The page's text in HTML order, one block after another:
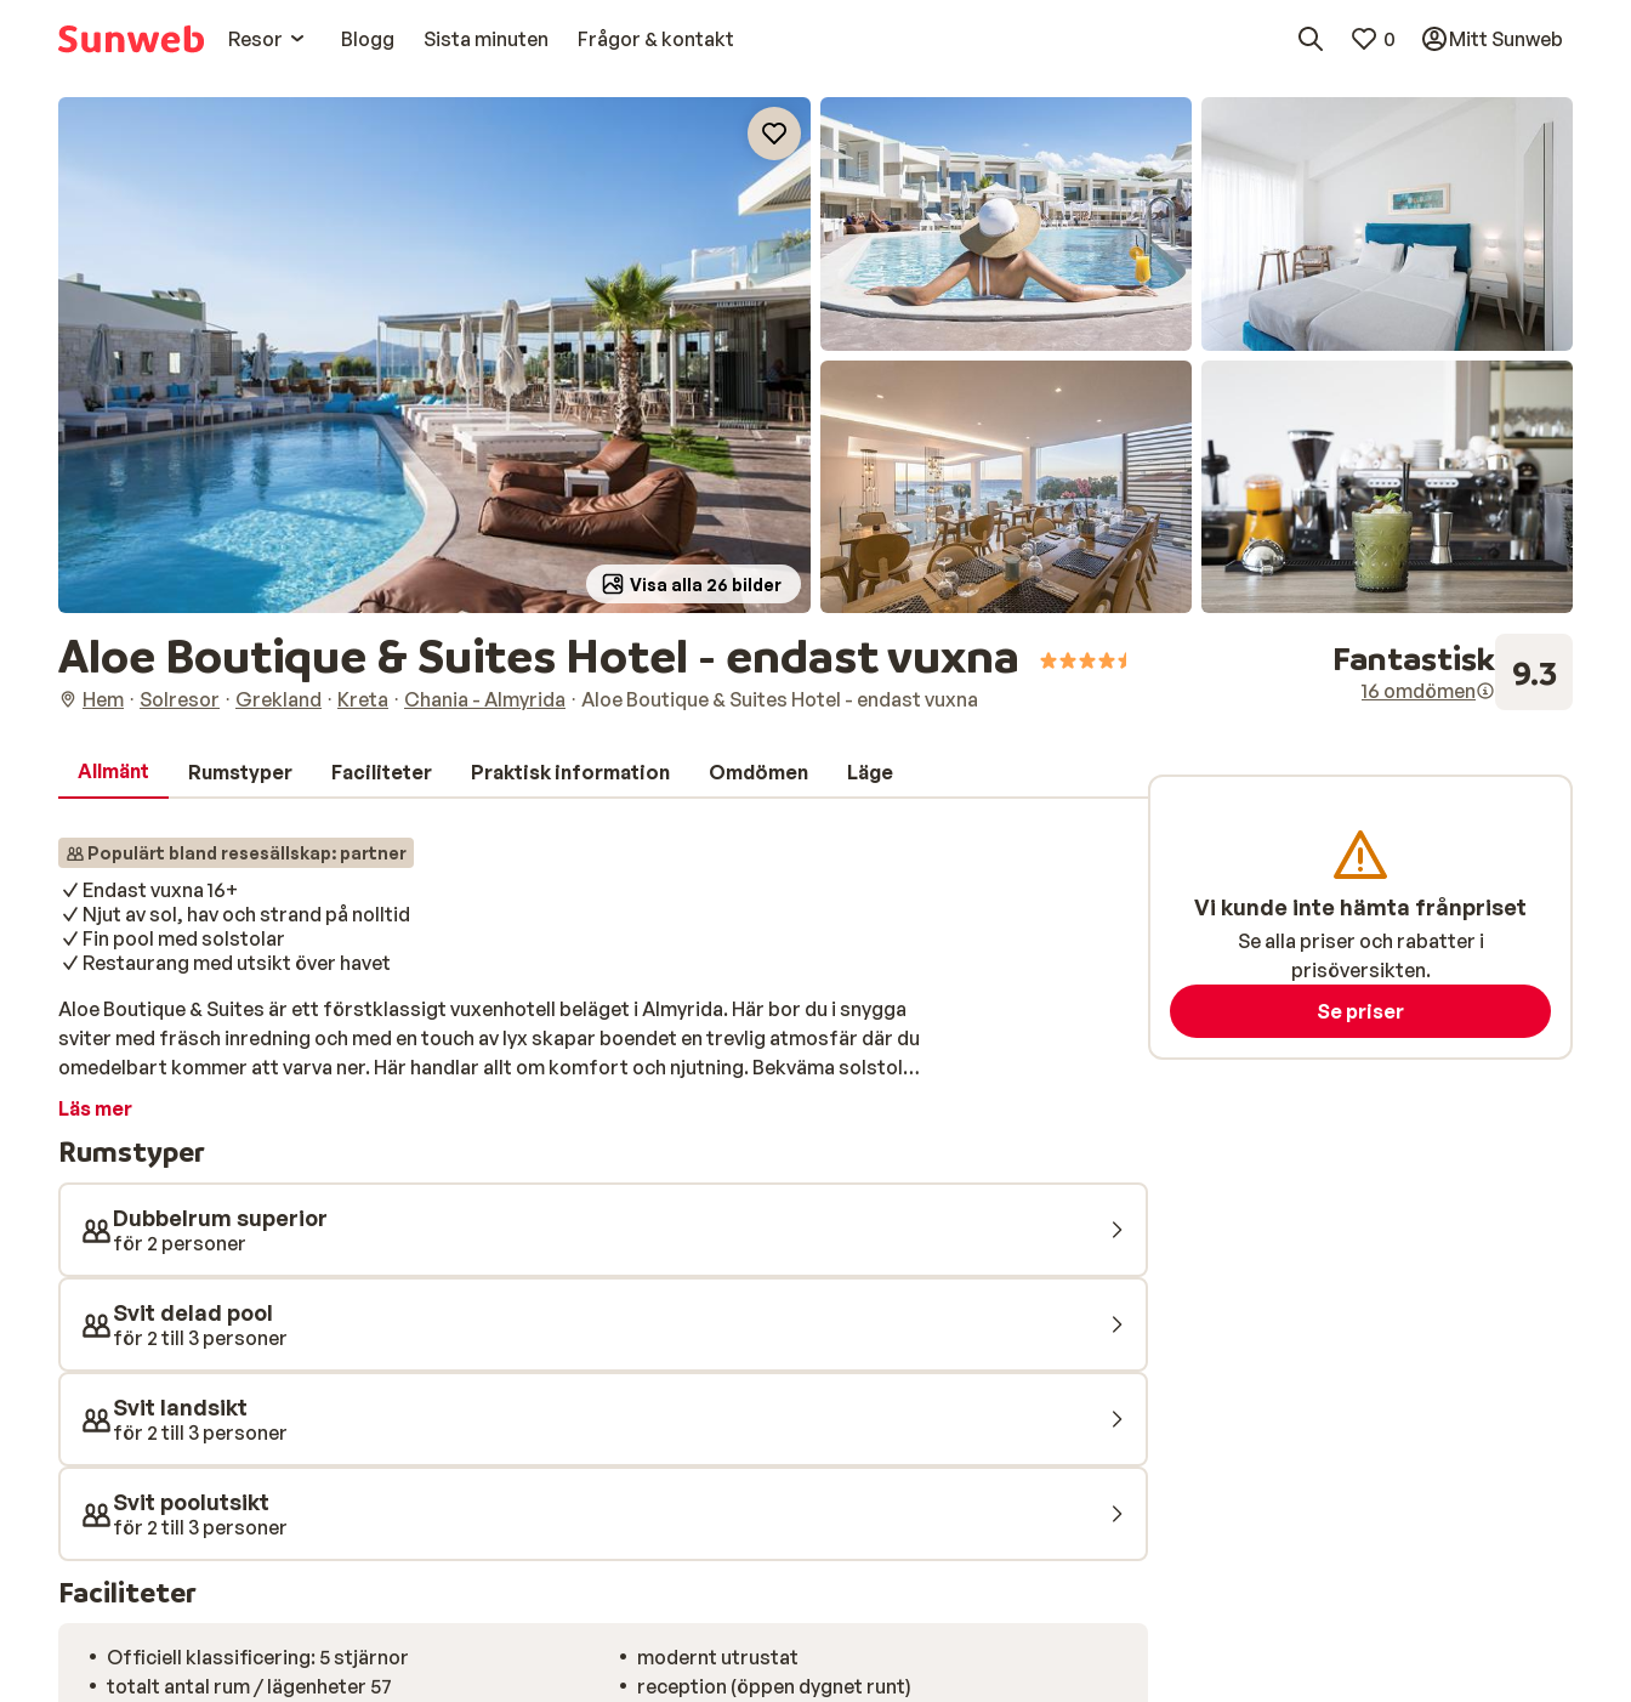
Resor
Blogg Sista minuten Frågor & kontakt 0 Mitt Sunweb
Visa alla 26 bilder
Aloe Boutique & Suites Hotel - endast vuxna
Hem Solresor Grekland Kreta Chania - Almyrida Aloe Boutique & Suites Hotel - endast vuxna
Fantastisk
16 omdömen 9.3
Allmänt Rumstyper Faciliteter Praktisk information Omdömen Läge
Populärt bland resesällskap: partner
Endast vuxna 16+
Njut av sol, hav och strand på nolltid
Fin pool med solstolar
Restaurang med utsikt över havet
Aloe Boutique & Suites är ett förstklassigt vuxenhotell beläget i Almyrida. Här bor du i snygga
sviter med fräsch inredning och med en touch av lyx skapar boendet en trevlig atmosfär där du
omedelbart kommer att varva ner. Här handlar allt om komfort och njutning. Bekväma solstolar
står fördelade runt poolen och poolbaren finns också nära tillhands om du önskar något gott
sandstranden praktiskt taget utanför dörren kan du med andra ord lätt välja om du vill stanna
vid poolen eller bada i havet. Restaurangen serverar lokala rätter och medelhavsrätter från det
autentiska grekiska och kretensiska köket.
Läs mer
Rumstyper
Dubbelrum superior
för 2 personer
Svit delad pool
för 2 till 3 personer
Svit landsikt
för 2 till 3 personer
Svit poolutsikt
för 2 till 3 personer
Faciliteter
Officiell klassificering: 5 stjärnor
totalt antal rum / lägenheter 57
modernt utrustat
reception (öppen dygnet runt)
Vi kunde inte hämta frånpriset
Se alla priser och rabatter i
prisöversikten.
Se priser